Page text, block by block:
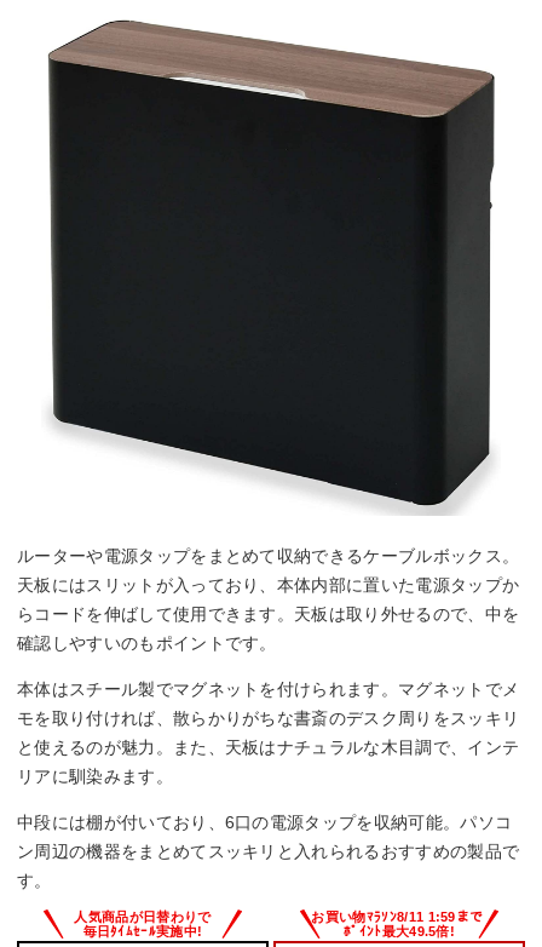
ルーターや電源タップをまとめて収納できるケーブルボックス。
天板にはスリットが入っており、本体内部に置いた電源タップか
らコードを伸ばして使用できます。天板は取り外せるので、中を
確認しやすいのもポイントです。
本体はスチール製でマグネットを付けられます。マグネットでメ
モを取り付ければ、散らかりがちな書斎のデスク周りをスッキリ
と使えるのが魅力。また、天板はナチュラルな木目調で、インテ
リアに馴染みます。
中段には棚が付いており、6口の電源タップを収納可能。パソコ
ン周辺の機器をまとめてスッキリと入れられるおすすめの製品で
す。